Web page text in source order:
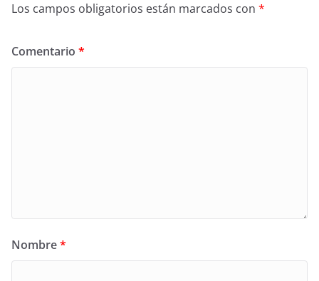
Los campos obligatorios están marcados con *
Comentario *
Nombre*